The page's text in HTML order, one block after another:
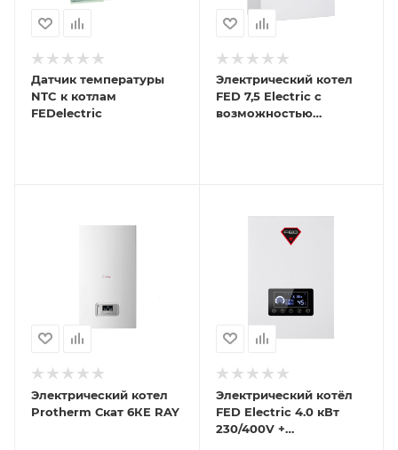
Датчик температуры
NTC к котлам
FEDelectric
Электрический котел
FED 7,5 Electric с
возможностью
Электрический котел
Protherm Скат 6КE RAY
Электрический котёл
FED Electric 4.0 кВт
230/400V +